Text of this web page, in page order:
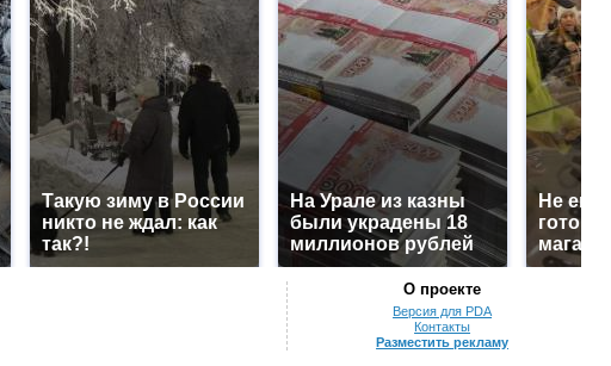
Такую зиму в России
никто не ждал: как
так?!
На Урале из казны
были украдены 18
миллионов рублей
Не
О проекте
Версия для PDA
Контакты
Разместить рекламу